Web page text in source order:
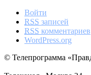
Войти
RSS записей
RSS комментариев
WordPress.org
© Телепрограмма